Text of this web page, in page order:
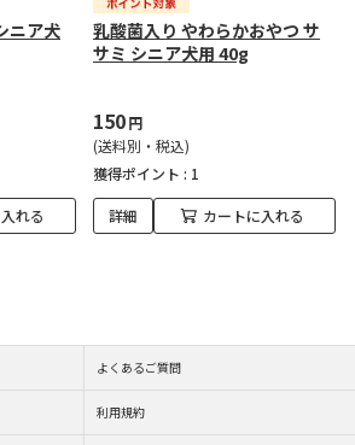
ニア犬
れる
乳酸菌入り やわらかおやつ サ
サミ シニア犬用 40g
150円
(送料別・税込)
獲得ポイント : 1
詳細 カートに入れる
よくあるご質問
利用規約